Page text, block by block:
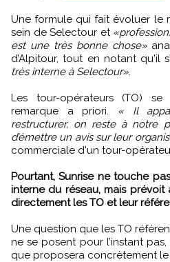
Une formule qui fait évoluer le
sein de Selectour et
est une très bonne chose»
d’Alpitour, tout en notant qu'il
très interne à Selectour».
Les tour-opérateurs (TO)
remarque a priori. « Il
restructurer, on reste à notre
d’émettre un avis sur leur
commerciale d'un tour-
Pourtant, Sunrise ne touche
interne du réseau, mais
directement les TO et leur
Une question que les TO
ne se posent pour l’instant
que proposera concrètement